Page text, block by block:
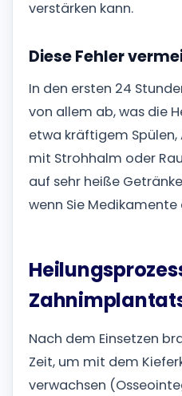
verstärken kann.
Diese Fehler
In den ersten 24
von allem ab, was die
etwa kräftigem Spülen,
mit Strohhalm oder
auf sehr heiße
wenn Sie Medikamente
Nach dem Einsetzen
Zeit, um mit dem
verwachsen